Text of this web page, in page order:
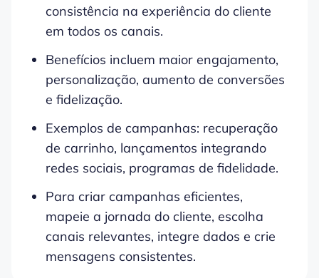
consistência na experiência do cliente
em todos os canais.
Benefícios incluem maior engajamento,
personalização, aumento de conversões
e fidelização.
Exemplos de campanhas: recuperação
de carrinho, lançamentos integrando
redes sociais, programas de fidelidade.
Para criar campanhas eficientes,
mapeie a jornada do cliente, escolha
canais relevantes, integre dados e crie
mensagens consistentes.